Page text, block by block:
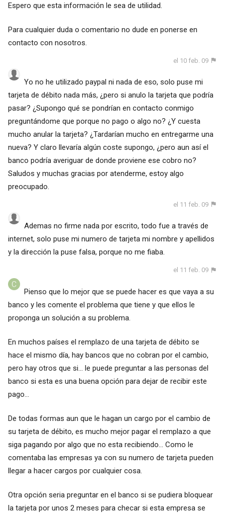
Espero que esta información le sea de utilidad.
Para cualquier duda o comentario no dude en ponerse en
contacto con nosotros.
el 10 feb. 09
Yo no he utilizado paypal ni nada de eso, solo puse mi
tarjeta de débito nada más, ¿pero si anulo la tarjeta que podría
pasar? ¿Supongo qué se pondrían en contacto conmigo
preguntándome que porque no pago o algo no? ¿Y cuesta
mucho anular la tarjeta? ¿Tardarían mucho en entregarme una
nueva? Y claro llevaría algún coste supongo, ¿pero aun así el
banco podría averiguar de donde proviene ese cobro no?
Saludos y muchas gracias por atenderme, estoy algo
preocupado.
el 11 feb. 09
Ademas no firme nada por escrito, todo fue a través de
internet, solo puse mi numero de tarjeta mi nombre y apellidos
y la dirección la puse falsa, porque no me fiaba.
el 11 feb. 09
Pienso que lo mejor que se puede hacer es que vaya a su
banco y les comente el problema que tiene y que ellos le
proponga un solución a su problema.
En muchos países el remplazo de una tarjeta de débito se
hace el mismo día, hay bancos que no cobran por el cambio,
pero hay otros que si... le puede preguntar a las personas del
banco si esta es una buena opción para dejar de recibir este
pago...
De todas formas aun que le hagan un cargo por el cambio de
su tarjeta de débito, es mucho mejor pagar el remplazo a que
siga pagando por algo que no esta recibiendo... Como le
comentaba las empresas ya con su numero de tarjeta pueden
llegar a hacer cargos por cualquier cosa.
Otra opción seria preguntar en el banco si se pudiera bloquear
la tarjeta por unos 2 meses para checar si esta empresa se